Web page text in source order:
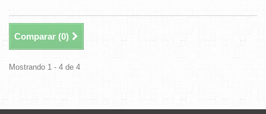
Comparar (0)
Mostrando 1 - 4 de 4